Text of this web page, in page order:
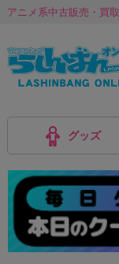
アニメ系中古販売・買取
グッズ